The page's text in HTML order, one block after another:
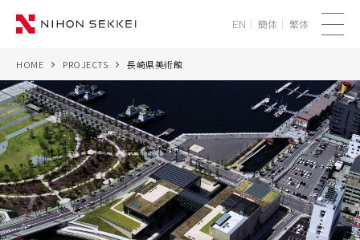
ュ
ー
SERVICES
PROJECTS
THINK
EN 簡体 繁体
HOME PROJECTS 長崎県美術館